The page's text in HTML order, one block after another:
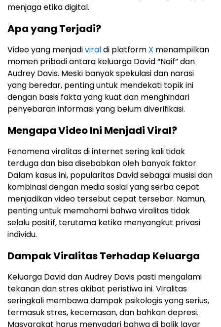
menjaga etika digital.
Apa yang Terjadi?
Video yang menjadiviraldi platform X menampilkan
momen pribadi antara keluarga David “Naif” dan
Audrey Davis. Meski banyak spekulasi dan narasi
yang beredar, penting untuk mendekati topik ini
dengan basis fakta yang kuat dan menghindari
penyebaran informasi yang belum diverifikasi.
Mengapa Video Ini Menjadi Viral?
Fenomena viralitas di internet sering kali tidak
terduga dan bisa disebabkan oleh banyak faktor.
Dalam kasus ini, popularitas David sebagai musisi dan
kombinasi dengan media sosial yang serba cepat
menjadikan video tersebut cepat tersebar. Namun,
penting untuk memahami bahwa viralitas tidak
selalu positif, terutama ketika menyangkut privasi
individu.
Dampak Viralitas Terhadap Keluarga
Keluarga David dan Audrey Davis pasti mengalami
tekanan dan stres akibat peristiwa ini. Viralitas
seringkali membawa dampak psikologis yang serius,
termasuk stres, kecemasan, dan bahkan depresi.
Masyarakat harus menyadari bahwa di balik layar